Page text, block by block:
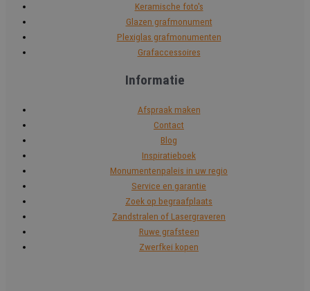
Keramische foto's
Glazen grafmonument
Plexiglas grafmonumenten
Grafaccessoires
Informatie
Afspraak maken
Contact
Blog
Inspiratieboek
Monumentenpaleis in uw regio
Service en garantie
Zoek op begraafplaats
Zandstralen of Lasergraveren
Ruwe grafsteen
Zwerfkei kopen